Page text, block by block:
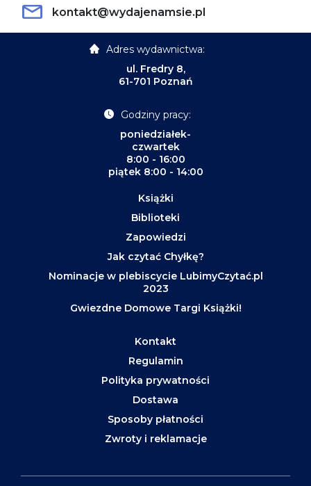
kontakt@wydajenamsie.pl
Adres wydawnictwa:
ul. Fredry 8,
61-701 Poznań
Godziny pracy:
poniedziałek-
czwartek
8:00 - 16:00
piątek 8:00 - 14:00
Książki
Biblioteki
Zapowiedzi
Jak czytać Chyłkę?
Nominacje w plebiscycie LubimyCzytać.pl
2023
Gwiezdne Domowe Targi Książki!
Kontakt
Regulamin
Polityka prywatności
Dostawa
Sposoby płatności
Zwroty i reklamacje